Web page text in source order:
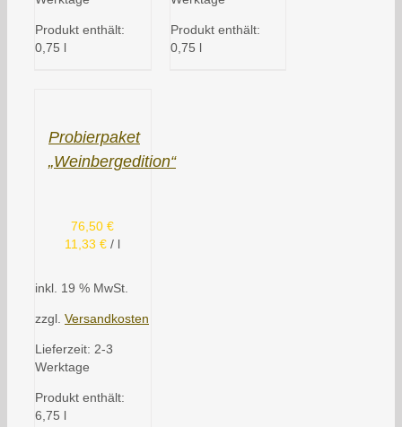
Produkt enthält:
0,75 l
Produkt enthält:
0,75 l
Probierpaket
„Weinbergedition“
76,50€
11,33€ / l
inkl. 19 % MwSt.
zzgl. Versandkosten
Lieferzeit: 2-3
Werktage
Produkt enthält:
6,75 l